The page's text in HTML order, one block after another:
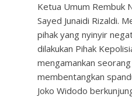
Ketua Umum Rembuk
Sayed Junaidi Rizaldi.
pihak yang nyinyir
dilakukan Pihak
mengamankan
membentangkan
Joko Widodo